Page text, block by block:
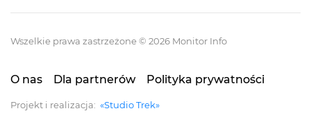
Wszelkie prawa zastrzeżone © 2026 Monitor Info
O nas Dla partnerów Polityka prywatności
Projekt i realizacja: «Studio Trek»